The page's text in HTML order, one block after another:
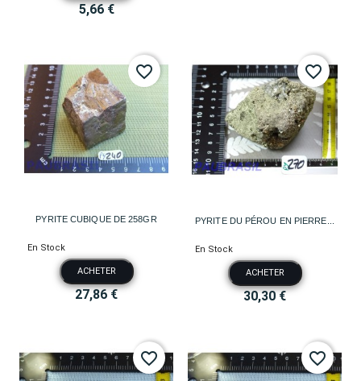
5,66 €
PYRITE CUBIQUE DE 258GR
En Stock
ACHETER
27,86 €
favorite_border
PYRITE DU PÉROU EN PIERRE...
En Stock
ACHETER
30,30 €
favorite_border
favorite_border favorite_border